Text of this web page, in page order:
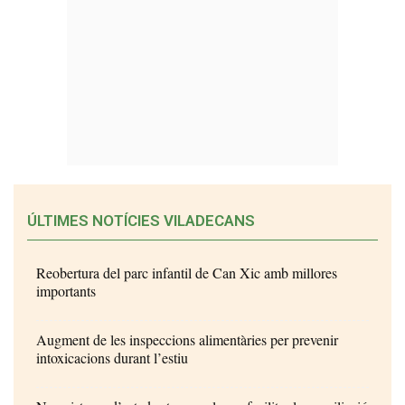
ÚLTIMES NOTÍCIES VILADECANS
Reobertura del parc infantil de Can Xic amb millores
importants
Augment de les inspeccions alimentàries per prevenir
intoxicacions durant l’estiu